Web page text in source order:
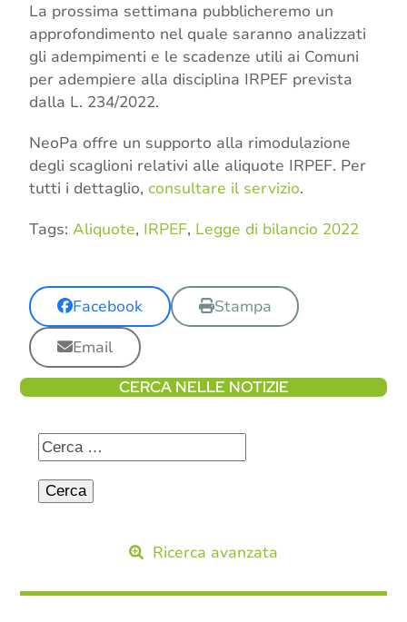
La prossima settimana pubblicheremo un
approfondimento nel quale saranno analizzati
gli adempimenti e le scadenze utili ai Comuni
per adempiere alla disciplina IRPEF prevista
dalla L. 234/2022.
NeoPa offre un supporto alla rimodulazione
degli scaglioni relativi alle aliquote IRPEF. Per
tutti i dettaglio, consultare il servizio.
Tags: Aliquote, IRPEF, Legge di bilancio 2022
Facebook
Stampa
Email
CERCA NELLE NOTIZIE
Ricerca avanzata